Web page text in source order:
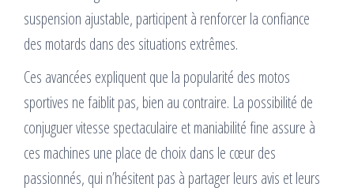
suspension ajustable, participent à renforcer la confiance
des motards dans des situations extrêmes.
Ces avancées expliquent que la popularité des motos
sportives ne faiblit pas, bien au contraire. La possibilité de
conjuguer vitesse spectaculaire et maniabilité fine assure à
ces machines une place de choix dans le cœur des
passionnés, qui n’hésitent pas à partager leurs avis et leurs